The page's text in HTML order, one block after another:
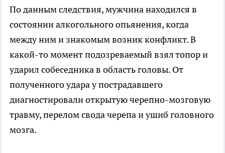
По данным следствия, мужчина находился в
состоянии алкогольного опьянения, когда
между ним и знакомым возник конфликт. В
какой-то момент подозреваемый взял топор и
ударил собеседника в область головы. От
полученного удара у пострадавшего
диагностировали открытую черепно-мозговую
травму, перелом свода черепа и ушиб головного
мозга.